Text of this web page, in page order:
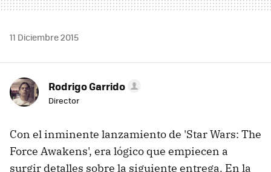
11 Diciembre 2015
Rodrigo Garrido
Director
Con el inminente lanzamiento de 'Star Wars: The
Force Awakens', era lógico que empiecen a
surgir detalles sobre la siguiente entrega. En la